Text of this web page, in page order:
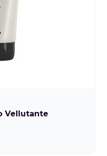
Vellutante